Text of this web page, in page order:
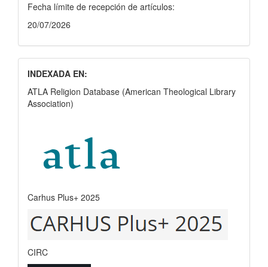
Fecha límite de recepción de artículos:
20/07/2026
INDEXADA EN:
ATLA Religion Database (American Theological Library
Association)
Carhus Plus+ 2025
CIRC